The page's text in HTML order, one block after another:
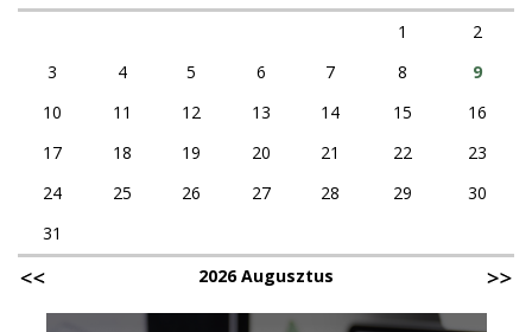
1
2
3
4 5 6 7 8
9
10
11 12 13 14 15
16
17
18 19 20 21 22
23
24
25 26 27 28 29
30
31
2026 Augusztus